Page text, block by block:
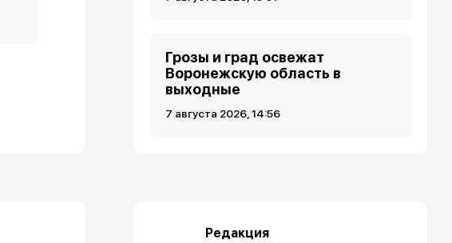
Грозы и град освежат
Воронежскую область в
выходные
7 августа 2026, 14:56
Редакция